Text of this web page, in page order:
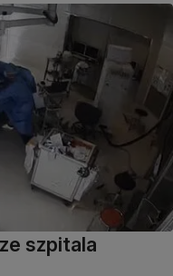
szpitala